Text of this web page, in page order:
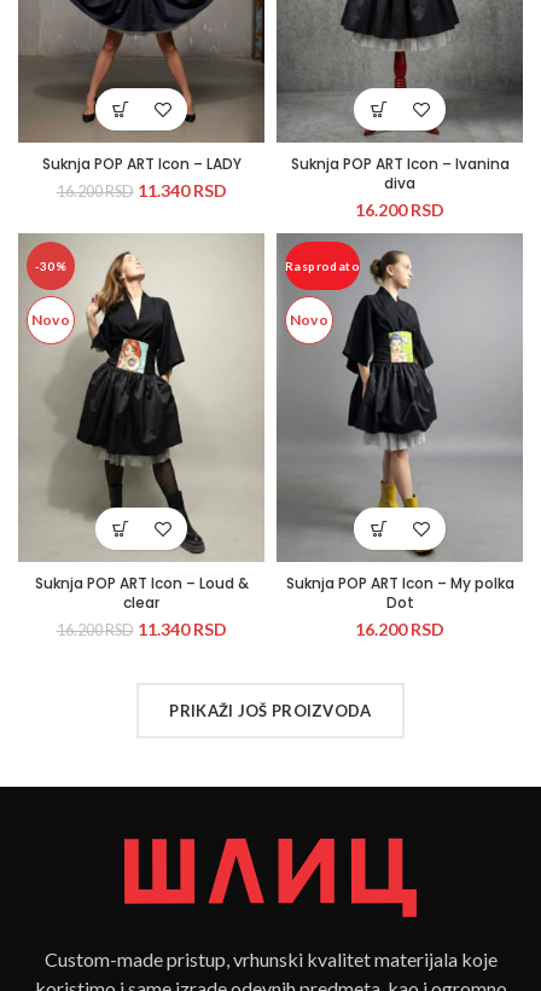
Suknja POP ART Icon – LADY
16.200RSD 11.340RSD
Suknja POP ART Icon – Ivanina
diva
16.200RSD
-30%
Novo
Suknja POP ART Icon – Loud &
clear
16.200RSD 11.340RSD
Rasprodato
Novo
Suknja POP ART Icon – My polka
Dot
16.200RSD
PRIKAŽI JOŠ PROIZVODA
Custom-made pristup, vrhunski kvalitet materijala koje